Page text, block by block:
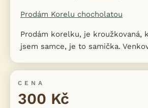
Prodám Korelu chocholatou
Prodám korelku, je kroužkovaná,
jsem samce, je to samička.
CENA
300 Kč